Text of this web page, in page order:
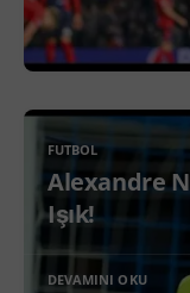
FUTBOL
Alexandre
Işık!
DEVAMINI OKU